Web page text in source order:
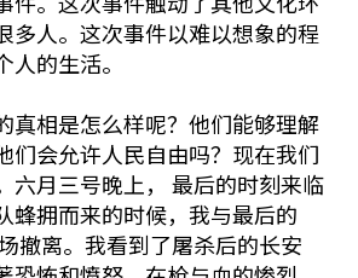
多人。这次事件以难以想象的程
的生活。
真相是怎么样呢？他们能够理解
们会允许人民自由吗？现在我们
六月三号晚上， 最后的时刻来临
蜂拥而来的时候，我与最后的
撤离。我看到了屠杀后的长安